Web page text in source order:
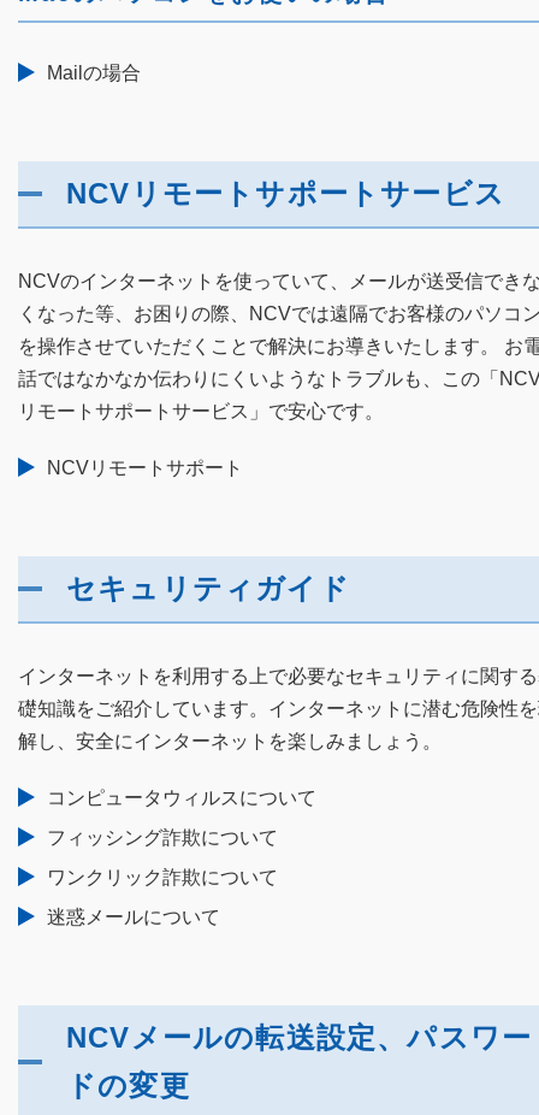
Mailの場合
NCVリモートサポートサービス
NCVのインターネットを使っていて、メールが送受信でき
くなった等、お困りの際、NCVでは遠隔でお客様のパソコ
を操作させていただくことで解決にお導きいたします。 お
話ではなかなか伝わりにくいようなトラブルも、この「
リモートサポートサービス」で安心です。
NCVリモートサポート
セキュリティガイド
インターネットを利用する上で必要なセキュリティに関す
礎知識をご紹介しています。インターネットに潜む危険性
解し、安全にインターネットを楽しみましょう。
コンピュータウィルスについて
フィッシング詐欺について
ワンクリック詐欺について
迷惑メールについて
NCVメールの転送設定、パスワー
ドの変更